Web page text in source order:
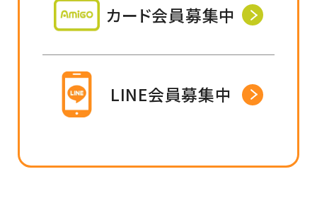
カード会員募集中
LINE会員募集中